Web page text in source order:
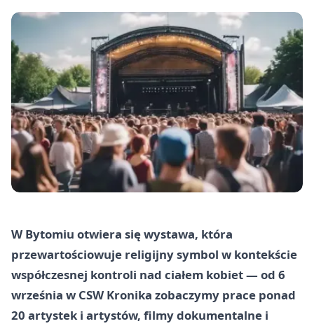
W Bytomiu otwiera się wystawa, która
przewartościowuje religijny symbol w kontekście
współczesnej kontroli nad ciałem kobiet — od 6
września w CSW Kronika zobaczymy prace ponad
20 artystek i artystów, filmy dokumentalne i